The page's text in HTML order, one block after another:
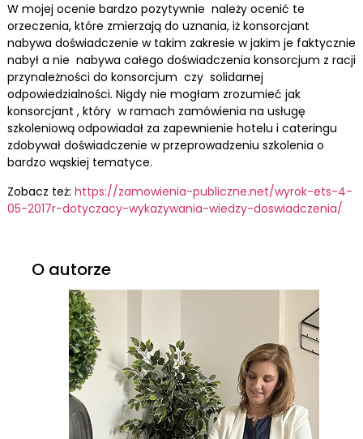
W mojej ocenie bardzo pozytywnie należy ocenić te
orzeczenia, które zmierzają do uznania, iż konsorcjant
nabywa doświadczenie w takim zakresie w jakim je faktycznie
nabył a nie nabywa całego doświadczenia konsorcjum z racji
przynależności do konsorcjum czy solidarnej
odpowiedzialności. Nigdy nie mogłam zrozumieć jak
konsorcjant , który w ramach zamówienia na usługę
szkoleniową odpowiadał za zapewnienie hotelu i cateringu
zdobywał doświadczenie w przeprowadzeniu szkolenia o
bardzo wąskiej tematyce.
Zobacz też: https://zamowienia-publiczne.net/wyrok-ets-4-
05-2017r-dotyczacy-wykazywania-wiedzy-doswiadczenia/
O autorze